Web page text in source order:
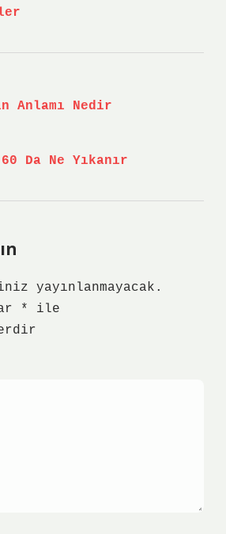
Anlamı Nedir
Da Ne Yıkanır
yayınlanmayacak.
*
ile